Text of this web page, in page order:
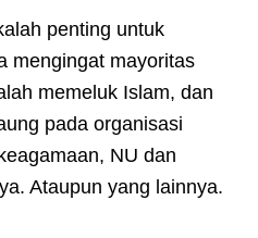
penting untuk
mengingat mayoritas
memeluk Islam, dan
pada organisasi
NU dan
Ataupun yang lainnya.